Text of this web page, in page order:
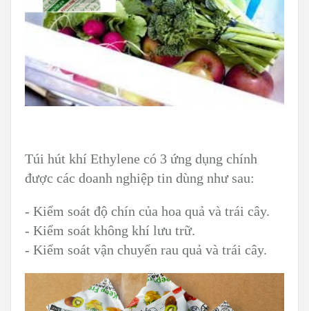
Túi hút khí Ethylene có 3 ứng dụng chính
được các doanh nghiệp tin dùng như sau:
- Kiểm soát độ chín của hoa quả và trái cây.
- Kiểm soát không khí lưu trữ.
- Kiểm soát vận chuyển rau quả và trái cây.